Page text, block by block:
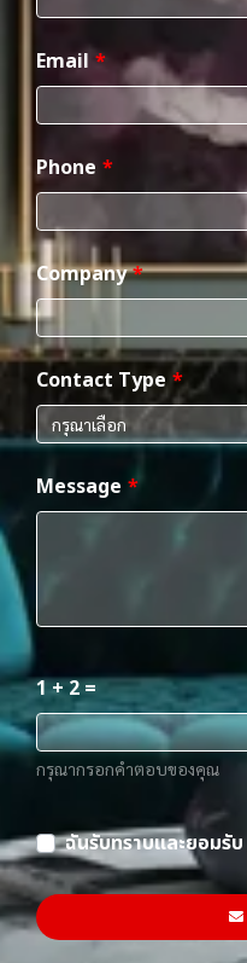
Email
Phone
Company
Contact Type
กรุณาเลือก
Message
1 + 2 =
กรุณากรอกคำตอบของคุณ
ฉันรับทราบและยอมรับ